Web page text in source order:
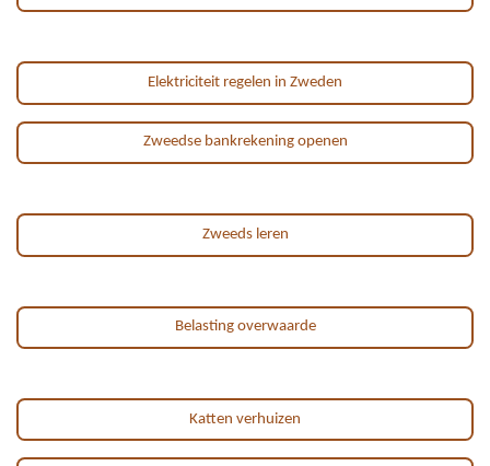
Elektriciteit regelen in Zweden
Zweedse bankrekening openen
Zweeds leren
Belasting overwaarde
Katten verhuizen